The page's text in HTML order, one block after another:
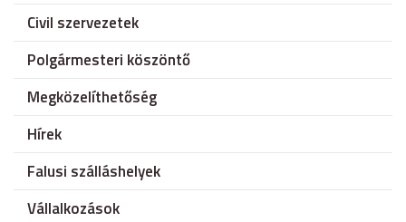
Civil szervezetek
Polgármesteri köszöntő
Megközelíthetőség
Hírek
Falusi szálláshelyek
Vállalkozások